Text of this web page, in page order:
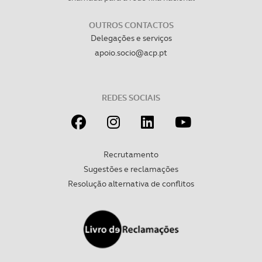
OUTROS CONTACTOS
Delegações e serviços
apoio.socio@acp.pt
REDES SOCIAIS
Recrutamento
Sugestões e reclamações
Resolução alternativa de conflitos